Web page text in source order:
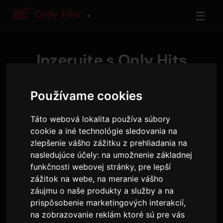
Používame cookies
Táto webová lokalita používa súbory
cookie a iné technológie sledovania na
zlepšenie vášho zážitku z prehliadania na
nasledujúce účely: na umožnenie základnej
funkčnosti webovej stránky, pre lepší
zážitok na webe, na meranie vášho
záujmu o naše produkty a služby a na
prispôsobenie marketingových interakcií,
na zobrazovanie reklám ktoré sú pre vás
▼ ☰
Inzerujte s Only Hits
našich rádiových staniciach
Prečo inzerovať s nami?